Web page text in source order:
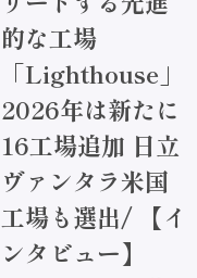
的な工場
「Lighthouse」
2026年は新たに
16工場追加 日立
ヴァンタラ米国
工場も選出/ 【イ
ンタビュー】